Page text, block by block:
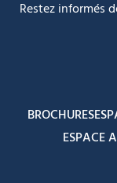
Restez informés
BROCHURES
ESPACE